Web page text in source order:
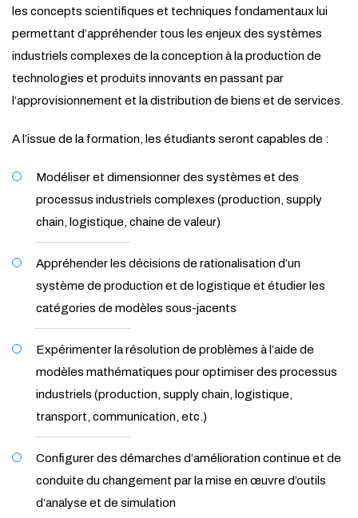
les concepts scientifiques et techniques fondamentaux lui
permettant d’appréhender tous les enjeux des systèmes
industriels complexes de la conception à la production de
technologies et produits innovants en passant par
l’approvisionnement et la distribution de biens et de services.
A l’issue de la formation, les étudiants seront capables de :
Modéliser et dimensionner des systèmes et des
processus industriels complexes (production, supply
chain, logistique, chaine de valeur)
Appréhender les décisions de rationalisation d’un
système de production et de logistique et étudier les
catégories de modèles sous-jacents
Expérimenter la résolution de problèmes à l’aide de
modèles mathématiques pour optimiser des processus
industriels (production, supply chain, logistique,
transport, communication, etc.)
Configurer des démarches d’amélioration continue et de
conduite du changement par la mise en œuvre d’outils
d’analyse et de simulation